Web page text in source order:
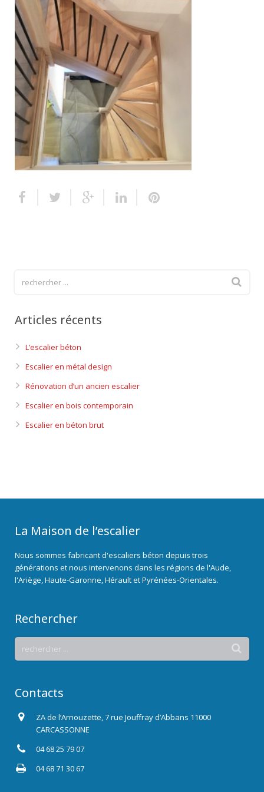
Escalier extérieur
Finitions pour escalier
Articles récents
L’escalier béton
Escalier en métal design
Rénovation d’un ancien escalier
Escalier en bois contemporain
Escalier en béton brut
La Maison de l’escalier
Nous sommes fabricant d'escaliers béton depuis trois
générations et nous intervenons dans les régions de l'Aude,
l'Ariège, Haute-Garonne, Hérault et Pyrénées-Orientales.
Rechercher
Contacts
ZA de l’Arnouzette, 7 rue Jouffray d’Abbans 11000
CARCASSONNE
04 68 25 79 07
04 68 71 30 67